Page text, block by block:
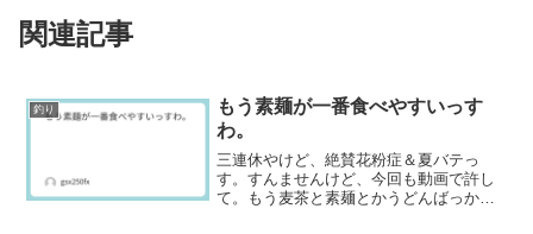
関連記事
釣り
もう素麺が一番食べやすいっす
わ。
三連休やけど、絶賛花粉症＆夏バテっ
す。すんませんけど、今回も動画で許し
て。もう麦茶と素麺とかうどんばっかり